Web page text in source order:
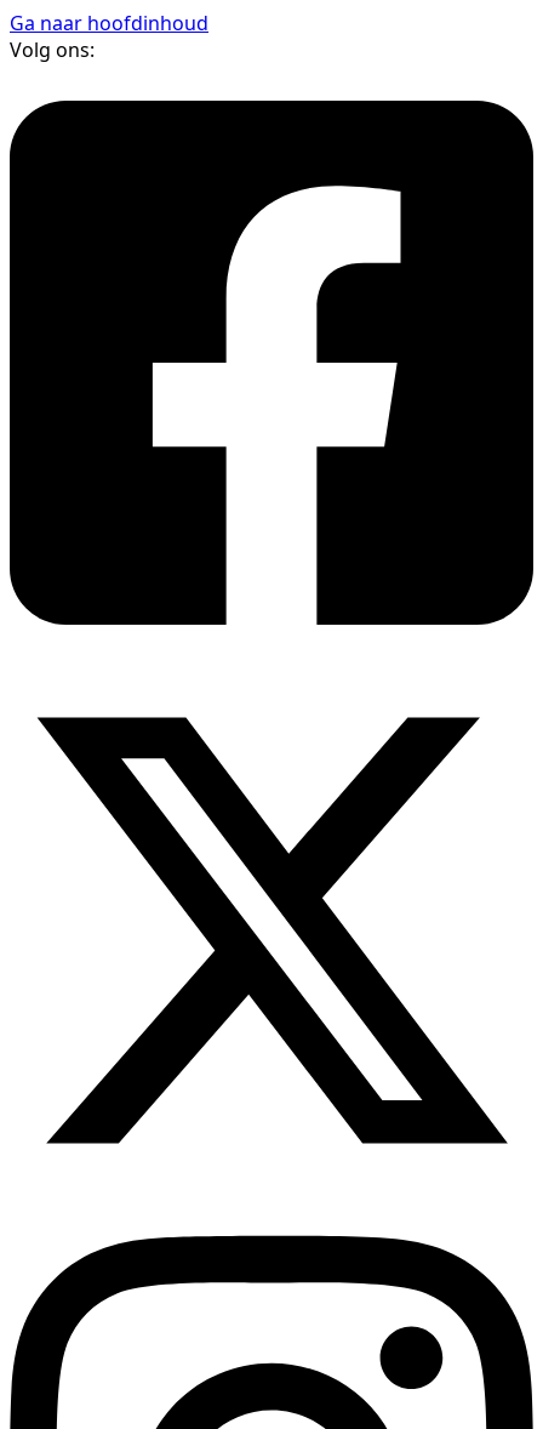
Ga naar hoofdinhoud
Volg ons: